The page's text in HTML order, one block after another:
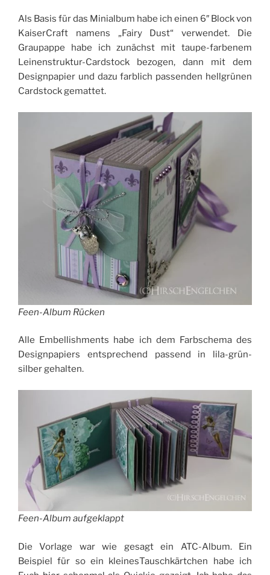
Als Basis für das Minialbum habe ich einen 6″ Block von
KaiserCraft namens „Fairy Dust“ verwendet. Die
Graupappe habe ich zunächst mit taupe-farbenem
Leinenstruktur-Cardstock bezogen, dann mit dem
Designpapier und dazu farblich passenden hellgrünen
Cardstock gemattet.
Feen-Album Rücken
Alle Embellishments habe ich dem Farbschema des
Designpapiers entsprechend passend in lila-grün-
silber gehalten.
Feen-Album aufgeklappt
Die Vorlage war wie gesagt ein ATC-Album. Ein
Beispiel für so ein kleinesTauschkärtchen habe ich